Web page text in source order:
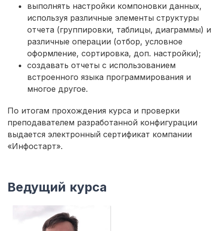
выполнять настройки компоновки данных,
используя различные элементы структуры
отчета (группировки, таблицы, диаграммы) и
различные операции (отбор, условное
оформление, сортировка, доп. настройки);
создавать отчеты с использованием
встроенного языка программирования и
многое другое.
По итогам прохождения курса и проверки
преподавателем разработанной конфигурации
выдается электронный сертификат компании
«Инфостарт».
Ведущий курса